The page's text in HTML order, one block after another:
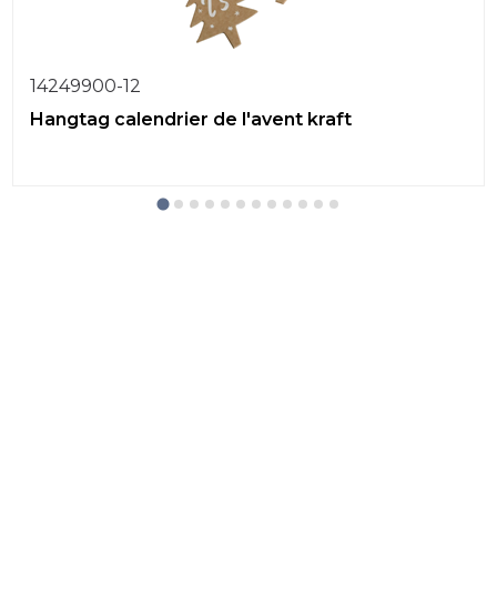
14249900-12
Hangtag calendrier de l'avent kraft